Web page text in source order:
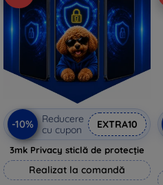
-10%
Reducere
cu cupon
EXTRA10
3mk Privacy sticlă de protecție
Realizat la comandă